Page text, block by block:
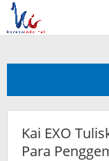
Skip
content
Kai EXO
Para